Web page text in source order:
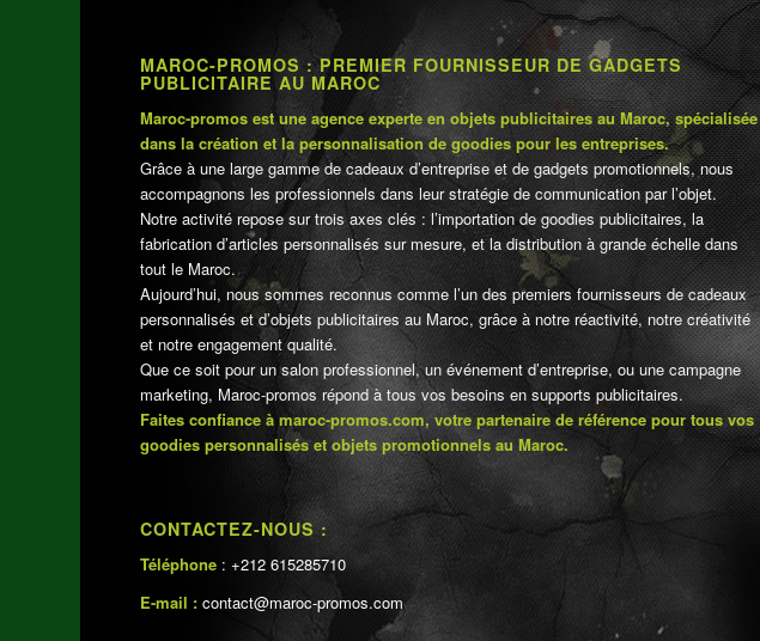
MAROC-PROMOS : PREMIER FOURNISSEUR DE GADGETS
PUBLICITAIRE AU MAROC
Maroc-promos est une agence experte en objets publicitaires au Maroc, spécialisée
dans la création et la personnalisation de goodies pour les entreprises.
Grâce à une large gamme de cadeaux d’entreprise et de gadgets promotionnels, nous
accompagnons les professionnels dans leur stratégie de communication par l’objet.
Notre activité repose sur trois axes clés : l’importation de goodies publicitaires, la
fabrication d’articles personnalisés sur mesure, et la distribution à grande échelle dans
tout le Maroc.
Aujourd’hui, nous sommes reconnus comme l’un des premiers fournisseurs de cadeaux
personnalisés et d’objets publicitaires au Maroc, grâce à notre réactivité, notre créativité
et notre engagement qualité.
Que ce soit pour un salon professionnel, un événement d’entreprise, ou une campagne
marketing, Maroc-promos répond à tous vos besoins en supports publicitaires.
Faites confiance à maroc-promos.com, votre partenaire de référence pour tous vos
goodies personnalisés et objets promotionnels au Maroc.
CONTACTEZ-NOUS :
Téléphone : +212 615285710
E-mail : contact@maroc-promos.com